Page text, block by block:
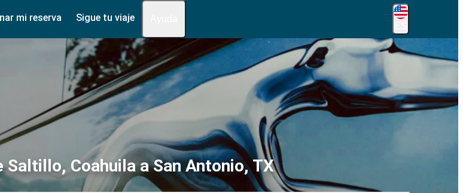
mi reserva Sigue tu viaje
Saltillo, Coahuila a San Antonio, TX